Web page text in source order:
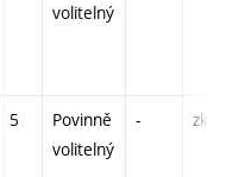
volitelný
5
Povinně
volitelný
- zk